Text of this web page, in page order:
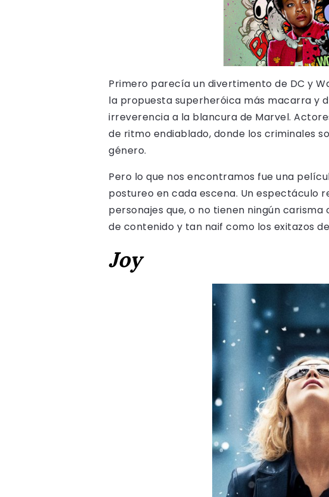
Primero parecía un divertimento de DC y
la propuesta superheróica más macarra y
irreverencia a la blancura de Marvel.
de ritmo endiablado, donde los criminales
género.
Pero lo que nos encontramos fue una
postureo en cada escena. Un espectáculo
personajes que, o no tienen ningún
de contenido y tan naif como los exitazos
Joy